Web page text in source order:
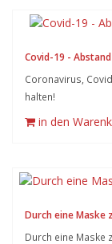
Covid-19 -
Coronavirus,
halten!
in den
Durch eine Maske
Durch eine Maske